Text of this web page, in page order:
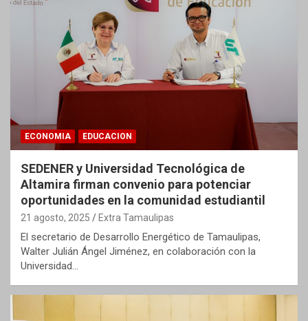
ECONOMIA EDUCACION
SEDENER y Universidad Tecnológica de
Altamira firman convenio para potenciar
oportunidades en la comunidad estudiantil
21 agosto, 2025 Extra Tamaulipas
El secretario de Desarrollo Energético de Tamaulipas,
Walter Julián Ángel Jiménez, en colaboración con la
Universidad…